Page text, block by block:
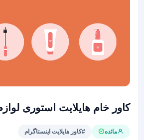
کاور خام هایلایت استوری لوازم
مائده #کاور هایلایت اینستاگرام